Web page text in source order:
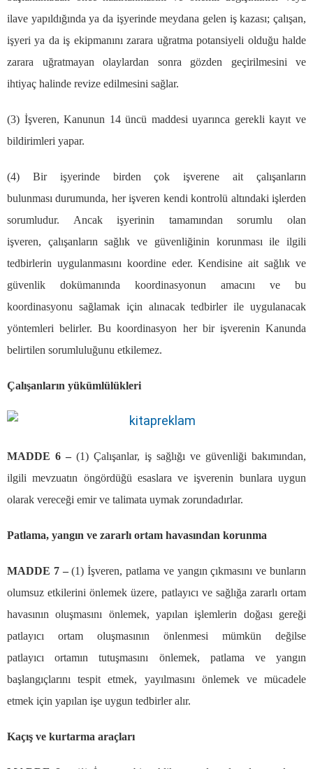
ilave yapıldığında ya da işyerinde meydana gelen işkazası;çalışan,
işyeri ya da iş ekipmanını zarara uğratma potansiyeli olduğu halde
zarara uğratmayan olaylardan sonra gözden geçirilmesini ve
ihtiyaç halinde revize edilmesini sağlar.
(3) İşveren, Kanunun 14üncü maddesi uyarınca gerekli kayıt ve
bildirimleri yapar.
(4) Bir işyerinde birdençok işverene aitçalışanların
bulunması durumunda, her işveren kendi kontrolü altındaki işlerden
sorumludur. Ancak işyerinin tamamından sorumlu olan
işveren, çalışanların sağlık ve güvenliğinin korunması ile ilgili
tedbirlerin uygulanmasını koordine eder. Kendisine ait sağlık ve
güvenlik dokümanında koordinasyonun amacını ve bu
koordinasyonu sağlamak için alınacak tedbirler ile uygulanacak
yöntemleri belirler. Bu koordinasyon her bir işverenin Kanunda
belirtilen sorumluluğunu etkilemez.
Çalışanların yükümlülükleri
MADDE 6 – (1) Çalışanlar, iş sağlığı ve güvenliği bakımından,
ilgili mevzuatın öngördüğü esaslara ve işverenin bunlara uygun
olarak vereceği emir ve talimata uymak zorundadırlar.
Patlama, yangın ve zararlı ortam havasından korunma
MADDE 7 –(1)İşveren, patlama ve yangınçıkmasını ve bunların
olumsuz etkileriniönlemeküzere, patlayıcı ve sağlığa zararlı ortam
havasının oluşmasını önlemek, yapılan işlemlerin doğası gereği
patlayıcı ortam oluşmasının önlenmesi mümkün değilse
patlayıcı ortamın tutuşmasını önlemek, patlama ve yangın
başlangıçlarını tespit etmek, yayılmasını önlemek ve mücadele
etmek için yapılan işe uygun tedbirler alır.
Kaçış ve kurtarma araçları